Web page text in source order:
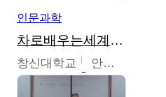
인문과학
차로배우는세계문화
창신대학교 안소영